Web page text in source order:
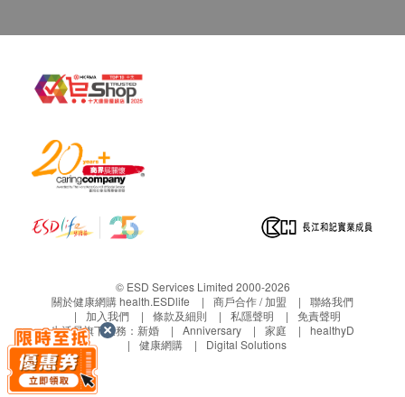
儲存方法
射或高於86℉ / 30℃
懷孕之貓犬不適宜服用
使用於間歇性或補充性餵飼；個別情況結果可能有
所不同；
所有資料以產品上的標籤為準；
僅供動物使用，遠離兒童和動物容易觸碰位置；如
如動物有長期病患或懷孕，請向獸醫查詢。
© ESD Services Limited 2000-2026
關於健康網購 health.ESDlife
商戶合作 / 加盟
聯絡我們
加入我們
條款及細則 私隱聲明
免責聲明
生活易旗下業務： 新婚 Anniversary 家庭
healthyD
健康網購
Digital Solutions